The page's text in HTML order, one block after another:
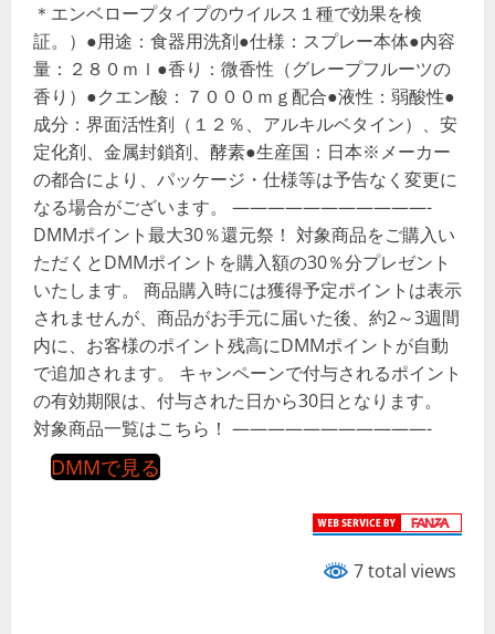
＊エンベロープタイプのウイルス１種で効果を検
証。）●用途：食器用洗剤●仕様：スプレー本体●内容
量：２８０ｍｌ●香り：微香性（グレープフルーツの
香り）●クエン酸：７０００ｍｇ配合●液性：弱酸性●
成分：界面活性剤（１２％、アルキルベタイン）、安
定化剤、金属封鎖剤、酵素●生産国：日本※メーカー
の都合により、パッケージ・仕様等は予告なく変更に
なる場合がございます。 ———————————-
DMMポイント最大30％還元祭！ 対象商品をご購入い
ただくとDMMポイントを購入額の30％分プレゼント
いたします。 商品購入時には獲得予定ポイントは表示
されませんが、商品がお手元に届いた後、約2～3週間
内に、お客様のポイント残高にDMMポイントが自動
で追加されます。 キャンペーンで付与されるポイント
の有効期限は、付与された日から30日となります。
対象商品一覧はこちら！ ———————————-
DMMで見る
7 total views